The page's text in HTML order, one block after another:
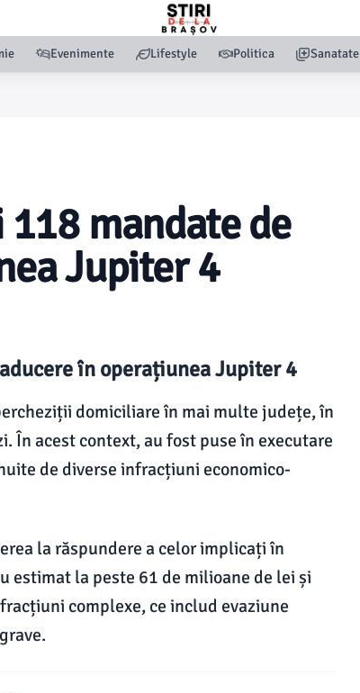
Evenimente Lifestyle Politica Sanatate
mandate de
Jupiter 4
în operațiunea Jupiter 4
domiciliare în mai multe județe, în
În acest context, au fost puse în executare
de diverse infracțiuni economico-
la răspundere a celor implicați în
la peste 61 de milioane de lei și
complexe, ce includ evaziune